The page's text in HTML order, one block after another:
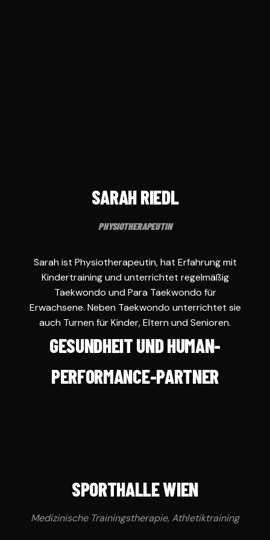
SARAH RIEDL
PHYSIOTHERAPEUTIN
Sarah ist Physiotherapeutin, hat Erfahrung mit
Kindertraining und unterrichtet regelmäßig
Taekwondo und Para Taekwondo für
Erwachsene. Neben Taekwondo unterrichtet sie
auch Turnen für Kinder, Eltern und Senioren.
GESUNDHEIT UND HUMAN-
PERFORMANCE-PARTNER
SPORTHALLE WIEN
Medizinische Trainingstherapie, Athletiktraining